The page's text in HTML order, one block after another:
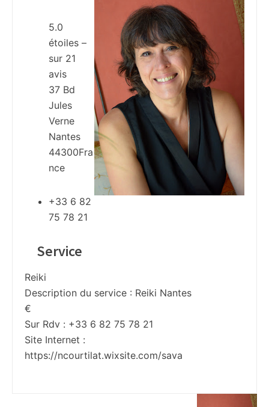
5.0
étoiles –
sur 21
avis
37 Bd
Jules
Verne
Nantes
44300Fra
nce
+33 6 82
75 78 21
Service
Reiki
Description du service : Reiki Nantes
€
Sur Rdv : +33 6 82 75 78 21
Site Internet :
https://ncourtilat.wixsite.com/sava